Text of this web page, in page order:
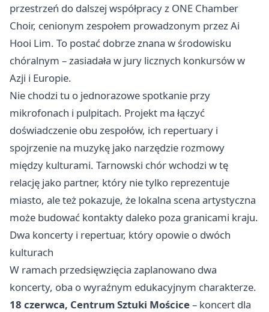
przestrzeń do dalszej współpracy z ONE Chamber
Choir, cenionym zespołem prowadzonym przez Ai
Hooi Lim. To postać dobrze znana w środowisku
chóralnym – zasiadała w jury licznych konkursów w
Azji i Europie.
Nie chodzi tu o jednorazowe spotkanie przy
mikrofonach i pulpitach. Projekt ma łączyć
doświadczenie obu zespołów, ich repertuary i
spojrzenie na muzykę jako narzędzie rozmowy
między kulturami. Tarnowski chór wchodzi w tę
relację jako partner, który nie tylko reprezentuje
miasto, ale też pokazuje, że lokalna scena artystyczna
może budować kontakty daleko poza granicami kraju.
Dwa koncerty i repertuar, który opowie o dwóch
kulturach
W ramach przedsięwzięcia zaplanowano dwa
koncerty, oba o wyraźnym edukacyjnym charakterze.
18 czerwca, Centrum Sztuki Mościce– koncert dla